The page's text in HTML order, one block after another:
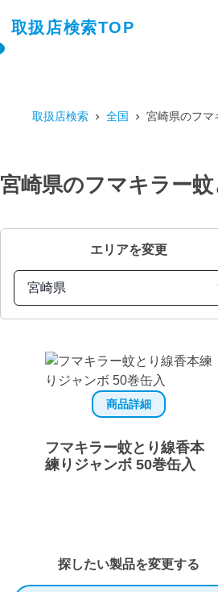
取扱店検索TOP
取扱店検索 全国 宮崎県のフマ
宮崎県のフマキラー
エリアを変更
宮崎県
商品詳細
フマキラー蚊とり線香本
練りジャンボ 50巻缶入
探したい製品を変更する